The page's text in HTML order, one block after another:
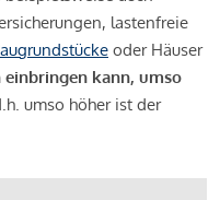
lastenfreie
oder Häuser
einbringen kann, umso
umso höher ist der